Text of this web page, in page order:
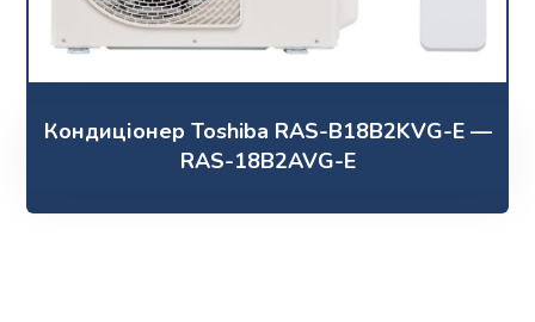
Кондиціонер Toshiba RAS-B18B2KVG-E —
RAS-18B2AVG-E